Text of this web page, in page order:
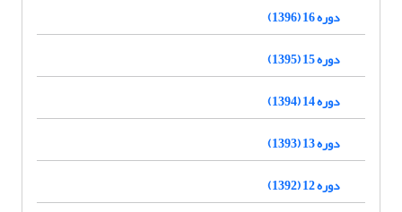
دوره 16 (1396)
دوره 15 (1395)
دوره 14 (1394)
دوره 13 (1393)
دوره 12 (1392)